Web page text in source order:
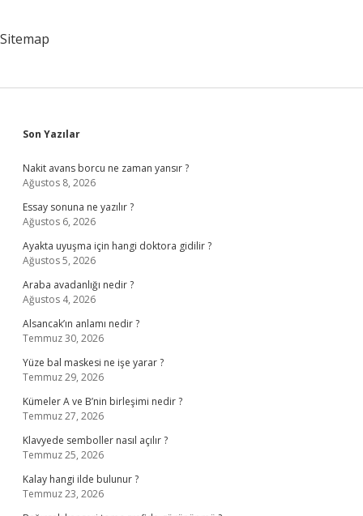
Sitemap
Sidebar
Son Yazılar
Nakit avans borcu ne zaman yansır ?
Ağustos 8, 2026
Essay sonuna ne yazılır ?
Ağustos 6, 2026
Ayakta uyuşma için hangi doktora gidilir ?
Ağustos 5, 2026
Araba avadanlığı nedir ?
Ağustos 4, 2026
Alsancak’ın anlamı nedir ?
Temmuz 30, 2026
Yüze bal maskesi ne işe yarar ?
Temmuz 29, 2026
Kümeler A ve B’nin birleşimi nedir ?
Temmuz 27, 2026
Klavyede semboller nasıl açılır ?
Temmuz 25, 2026
Kalay hangi ilde bulunur ?
Temmuz 23, 2026